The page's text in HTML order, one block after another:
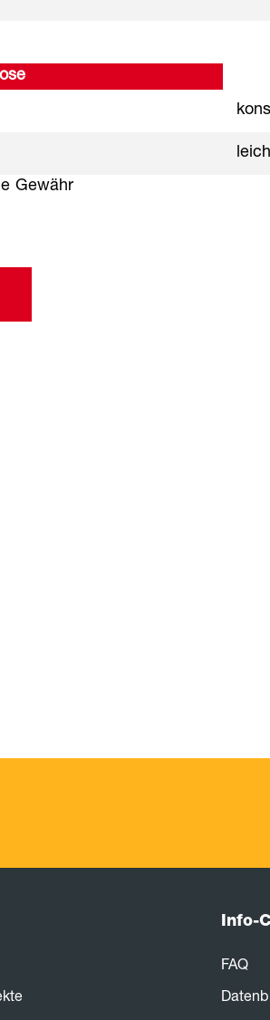
Gewähr
Info-
FAQ